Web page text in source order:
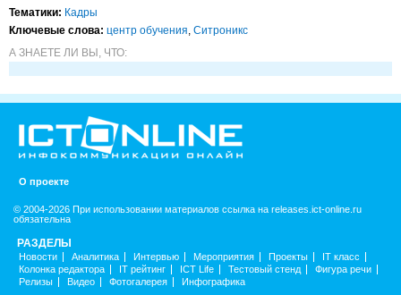
Тематики: Кадры
Ключевые слова: центр обучения, Ситроникс
А ЗНАЕТЕ ЛИ ВЫ, ЧТО:
О проекте
© 2004-2026 При использовании материалов ссылка на releases.ict-online.ru
обязательна
РАЗДЕЛЫ
Новости Аналитика Интервью Мероприятия Проекты
IT класс
Колонка редактора
IT рейтинг ICT Life Тестовый стенд
Фигура речи
Релизы
Видео Фотогалерея Инфографика